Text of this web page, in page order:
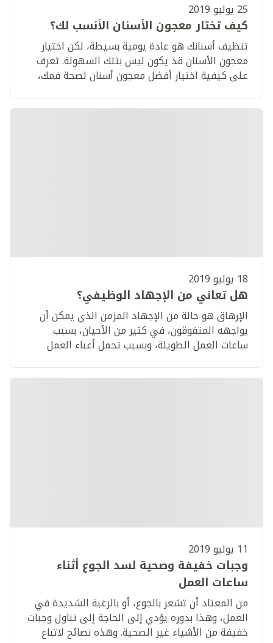
25 يوليو 2019
كيف تختار معجون الأسنان الأنسب لك؟
تنظيف أسنانك هو عادة يومية بسيطة، لكن اختيار
معجون الأسنان قد يكون ليس بتلك السهولة. تعرف
على كيفية اختيار أفضل معجون أسنان لصحة فمك،
18 يوليو 2019
هل تعاني من الإجهاد الوظيفي؟
الإرهاق هو حالة من الإجهاد المزمن الذي يمكن أن
يواجهه المتفوقون، في كثير من الأحيان، بسبب
ساعات العمل الطويلة، وبسبب تحمل أعباء العمل
11 يوليو 2019
وجبات خفيفة وصحية لسد الجوع أثناء
ساعات العمل
من المعتاد أن تشعر بالجوع، أو بالرغبة الشديدة في
العمل، وهذا بدوره يؤدي إلى الحاجة إلى تناول وجبات
خفيفة من الأشياء غير الصحية. وهذه نصائح لاتباع